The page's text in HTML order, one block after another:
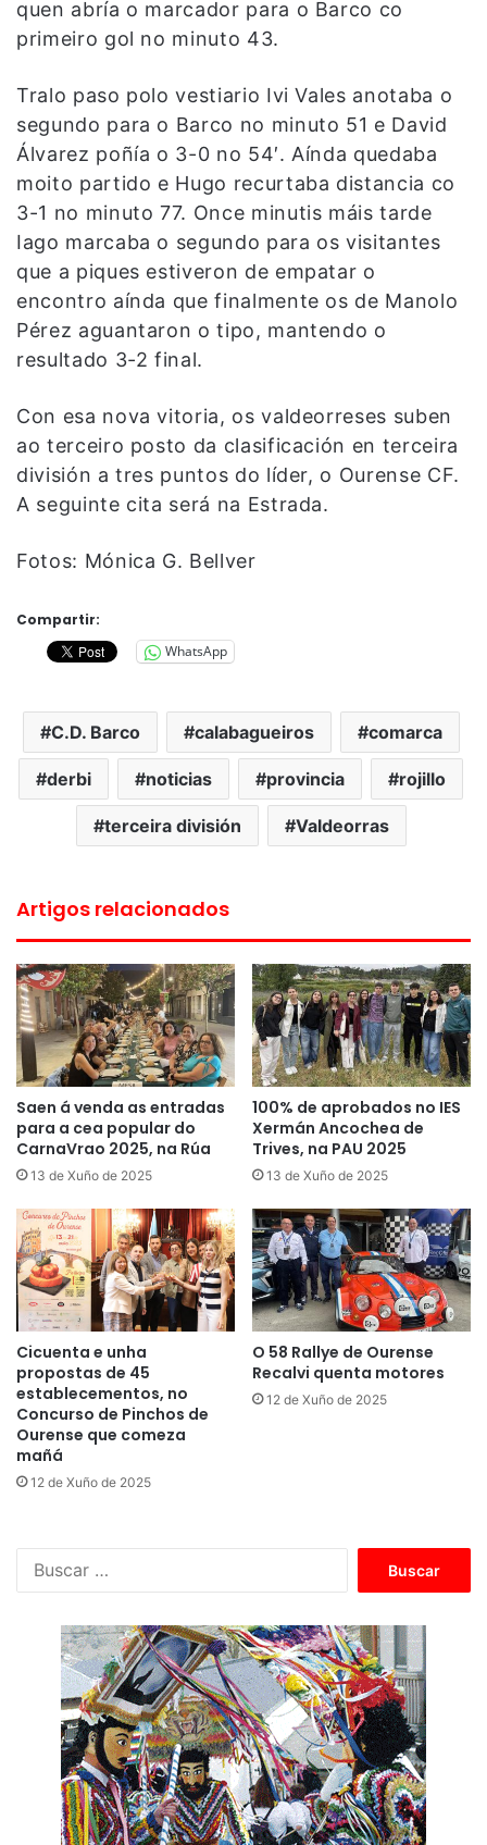
quen abría o marcador para o Barco co
primeiro gol no minuto 43.
Tralo paso polo vestiario Ivi Vales anotaba o
segundo para o Barco no minuto 51 e David
Álvarez poñía o 3-0 no 54′. Aínda quedaba
moito partido e Hugo recurtaba distancia co
3-1 no minuto 77. Once minutis máis tarde
Iago marcaba o segundo para os visitantes
que a piques estiveron de empatar o
encontro aínda que finalmente os de Manolo
Pérez aguantaron o tipo, mantendo o
resultado 3-2 final.
Con esa nova vitoria, os valdeorreses suben
ao terceiro posto da clasificación en terceira
división a tres puntos do líder, o Ourense CF.
A seguinte cita será na Estrada.
Fotos: Mónica G. Bellver
Compartir:
WhatsApp
C.D. Barco calabagueiros comarca
derbi noticias provincia rojillo
terceira división Valdeorras
Artigos relacionados
Saen á venda as entradas
para a cea popular do
CarnaVrao 2025, na Rúa
13 de Xuño de 2025
100% de aprobados no IES
Xermán Ancochea de
Trives, na PAU 2025
13 de Xuño de 2025
Cicuenta e unha
propostas de 45
establecementos, no
Concurso de Pinchos de
Ourense que comeza
mañá
12 de Xuño de 2025
O 58 Rallye de Ourense
Recalvi quenta motores
12 de Xuño de 2025
c
a
r
: